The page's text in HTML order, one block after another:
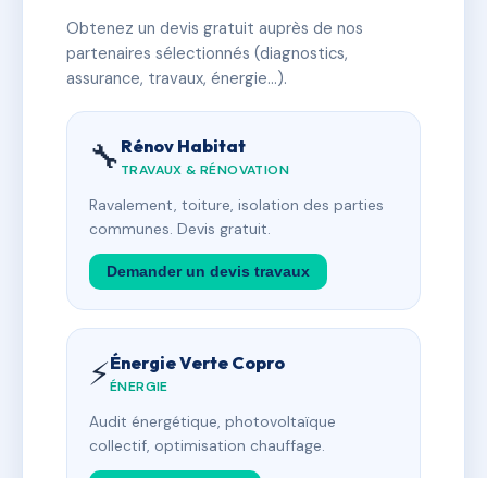
Obtenez un devis gratuit auprès de nos
partenaires sélectionnés (diagnostics,
assurance, travaux, énergie…).
🔧 Rénov Habitat
TRAVAUX & RÉNOVATION
Ravalement, toiture, isolation des parties
communes. Devis gratuit.
Demander un devis travaux
⚡Énergie Verte Copro
ÉNERGIE
Audit énergétique, photovoltaïque
collectif, optimisation chauffage.